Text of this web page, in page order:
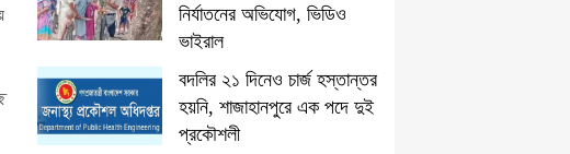
নির্যাতনের অভিযোগ, ভিডিও
ভাইরাল
বদলির ২১ দিনেও চার্জ হস্তান্তর
হয়নি, শাজাহানপুরে এক পদে দুই
প্রকৌশলী